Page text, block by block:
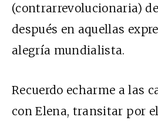
(contrarrevolucionaria)
después en aquellas
alegría mundialista.
Recuerdo echarme a las
con Elena, transitar por